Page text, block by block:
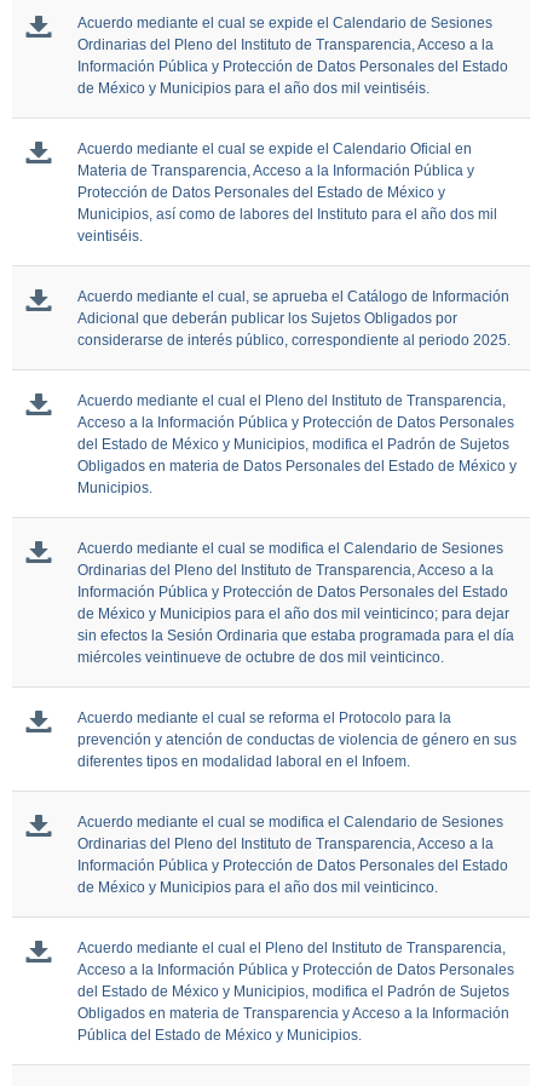
Acuerdo mediante el cual se expide el Calendario de Sesiones
Ordinarias del Pleno del Instituto de Transparencia, Acceso a la
Información Pública y Protección de Datos Personales del Estado
de México y Municipios para el año dos mil veintiséis.
Acuerdo mediante el cual se expide el Calendario Oficial en
Materia de Transparencia, Acceso a la Información Pública y
Protección de Datos Personales del Estado de México y
Municipios, así como de labores del Instituto para el año dos mil
veintiséis.
Acuerdo mediante el cual, se aprueba el Catálogo de Información
Adicional que deberán publicar los Sujetos Obligados por
considerarse de interés público, correspondiente al periodo 2025.
Acuerdo mediante el cual el Pleno del Instituto de Transparencia,
Acceso a la Información Pública y Protección de Datos Personales
del Estado de México y Municipios, modifica el Padrón de Sujetos
Obligados en materia de Datos Personales del Estado de México y
Municipios.
Acuerdo mediante el cual se modifica el Calendario de Sesiones
Ordinarias del Pleno del Instituto de Transparencia, Acceso a la
Información Pública y Protección de Datos Personales del Estado
de México y Municipios para el año dos mil veinticinco; para dejar
sin efectos la Sesión Ordinaria que estaba programada para el día
miércoles veintinueve de octubre de dos mil veinticinco.
Acuerdo mediante el cual se reforma el Protocolo para la
prevención y atención de conductas de violencia de género en sus
diferentes tipos en modalidad laboral en el Infoem.
Acuerdo mediante el cual se modifica el Calendario de Sesiones
Ordinarias del Pleno del Instituto de Transparencia, Acceso a la
Información Pública y Protección de Datos Personales del Estado
de México y Municipios para el año dos mil veinticinco.
Acuerdo mediante el cual el Pleno del Instituto de Transparencia,
Acceso a la Información Pública y Protección de Datos Personales
del Estado de México y Municipios, modifica el Padrón de Sujetos
Obligados en materia de Transparencia y Acceso a la Información
Pública del Estado de México y Municipios.